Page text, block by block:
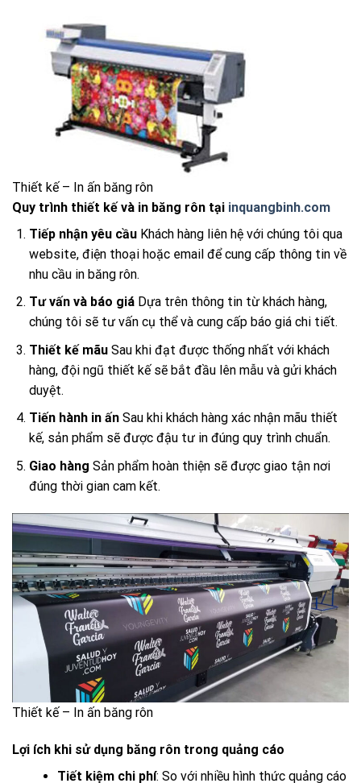
Thiết kế – In ấn băng rôn
Quy trình thiết kế và in băng rôn tại inquangbinh.com
Tiếp nhận yêu cầuKhách hàng liên hệ với chúng tôi qua
website, điện thoại hoặc email để cung cấp thông tin về
nhu cầu in băng rôn.
Tư vấn và báo giáDựa trên thông tin từ khách hàng,
chúng tôi sẽ tư vấn cụ thể và cung cấp báo giá chi tiết.
Thiết kế mãuSau khi đạt được thống nhất với khách
hàng, đội ngũ thiết kế sẽ bắt đầu lên mẫu và gửi khách
duyệt.
Tiến hành in ấnSau khi khách hàng xác nhận mãu thiết
kế, sản phẩm sẽ được đậu tư in đúng quy trình chuẩn.
Giao hàng Sản phẩm hoàn thiện sẽ được giao tận nơi
đúng thời gian cam kết.
Thiết kế – In ấn băng rôn
Lợi ích khi sử dụng băng rôn trong quảng cáo
Tiết kiệm chi phí: So với nhiều hình thức quảng cáo